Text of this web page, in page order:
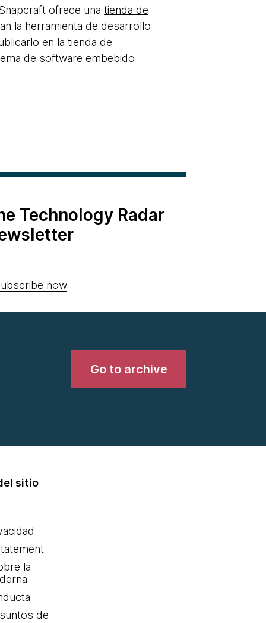
ofrece una tienda de
la herramienta de desarrollo
en la tienda de
de software embebido
Technology Radar
now
Go to archive
sitio
la
de